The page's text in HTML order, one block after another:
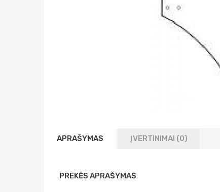
APRAŠYMAS ĮVERTINIMAI (0)
PREKĖS APRAŠYMAS